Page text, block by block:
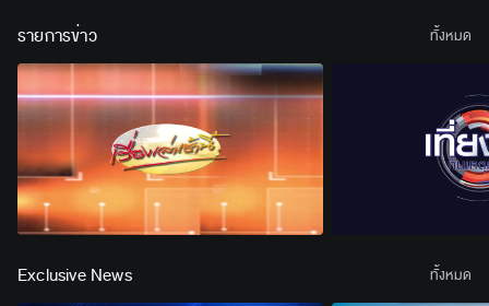
รายการข่าว ทั้งหมด
Exclusive News ทั้งหมด